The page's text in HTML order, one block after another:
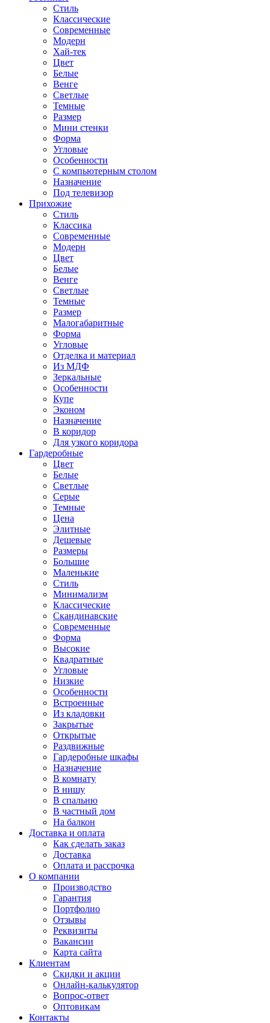
Стиль
Классические
Современные
Модерн
Хай-тек
Цвет
Белые
Венге
Светлые
Темные
Размер
Мини стенки
Форма
Угловые
Особенности
С компьютерным столом
Назначение
Под телевизор
Прихожие
Стиль
Классика
Современные
Модерн
Цвет
Белые
Венге
Светлые
Темные
Размер
Малогабаритные
Форма
Угловые
Отделка и материал
Из МДФ
Зеркальные
Особенности
Купе
Эконом
Назначение
В коридор
Для узкого коридора
Гардеробные
Цвет
Белые
Светлые
Серые
Темные
Цена
Элитные
Дешевые
Размеры
Большие
Маленькие
Стиль
Минимализм
Классические
Скандинавские
Современные
Форма
Высокие
Квадратные
Угловые
Низкие
Особенности
Встроенные
Из кладовки
Закрытые
Открытые
Раздвижные
Гардеробные шкафы
Назначение
В комнату
В нишу
В спальню
В частный дом
На балкон
Доставка и оплата
Как сделать заказ
Доставка
Оплата и рассрочка
О компании
Производство
Гарантия
Портфолио
Отзывы
Реквизиты
Вакансии
Карта сайта
Клиентам
Скидки и акции
Онлайн-калькулятор
Вопрос-ответ
Оптовикам
Контакты